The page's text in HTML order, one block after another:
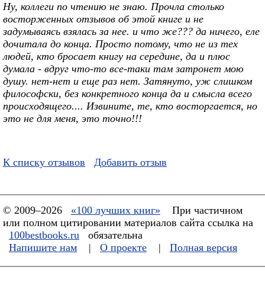
Ну, коллеги по чтению не знаю. Прочла столько
восторженных отзывов об этой книге и не
задумываясь взялась за нее. и что же??? да ничего, еле
дочитала до конца. Просто потому, что не из тех
людей, кто бросает книгу на середине, да и плюс
думала - вдруг что-то все-таки там затронет мою
душу. нет-нет и еще раз нет. Затянуто, уж слишком
философски, без конкретного конца да и смысла всего
происходящего.... Извините, те, кто восторгается, но
это не для меня, это точно!!!
К списку отзывов Добавить отзыв
© 2009–2026 «100 лучших книг»
При частичном
или полном цитировании материалов сайта ссылка на
100bestbooks.ru
обязательна
Напишите нам
| О проекте | Полная версия